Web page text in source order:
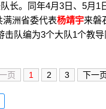
长。同年4月3日、5月1
洲省委代表杨靖宇来磐
队编为3个大队1个教导
页 1 2 3 下一